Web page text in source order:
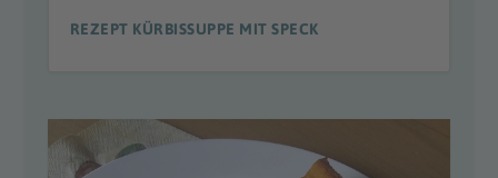
REZEPT KÜRBISSUPPE MIT SPECK